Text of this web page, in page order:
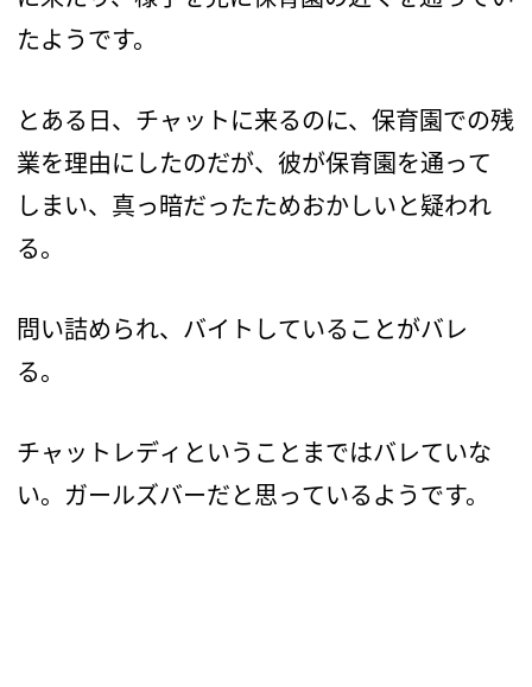
たようです。
とある日、チャットに来るのに、保育園での残
業を理由にしたのだが、彼が保育園を通って
しまい、真っ暗だったためおかしいと疑われ
る。
問い詰められ、バイトしていることがバレ
る。
チャットレディということまではバレていな
い。ガールズバーだと思っているようです。